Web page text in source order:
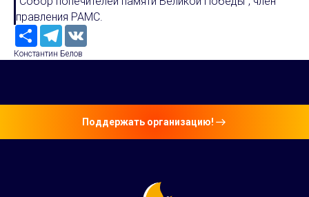
правления РАМС.
РесурсTelegram
Константин Белов
Поддержать организацию!